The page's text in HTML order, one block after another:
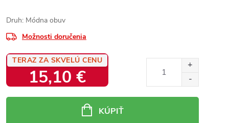
Druh: Módna obuv
Možnosti doručenia
TERAZ ZA SKVELÚ CENU
15,10 €
KÚPIŤ